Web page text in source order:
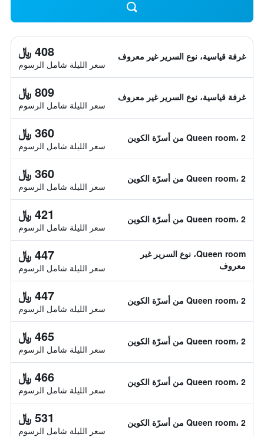
غرفة قياسية، نوع السرير غير معروف 408 ﷼
سعر الليلة شامل الرسوم
غرفة قياسية، نوع السرير غير معروف 809 ﷼
سعر الليلة شامل الرسوم
Queen room، 2 من أسرّة الكوين 360 ﷼
سعر الليلة شامل الرسوم
Queen room، 2 من أسرّة الكوين 360 ﷼
سعر الليلة شامل الرسوم
Queen room، 2 من أسرّة الكوين 421 ﷼
سعر الليلة شامل الرسوم
Queen room، نوع السرير غير
معروف
447 ﷼
سعر الليلة شامل الرسوم
Queen room، 2 من أسرّة الكوين 447 ﷼
سعر الليلة شامل الرسوم
Queen room، 2 من أسرّة الكوين 465 ﷼
سعر الليلة شامل الرسوم
Queen room، 2 من أسرّة الكوين 466 ﷼
سعر الليلة شامل الرسوم
Queen room، 2 من أسرّة الكوين 531 ﷼
سعر الليلة شامل الرسوم